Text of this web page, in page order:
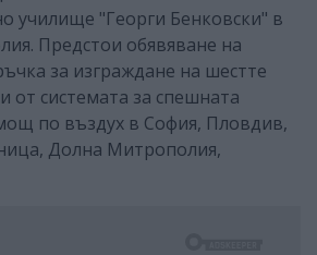
училище "Георги Бенковски" в
Предстои обявяване на
за изграждане на шестте
от системата за спешната
по въздух в София, Пловдив,
Долна Митрополия,